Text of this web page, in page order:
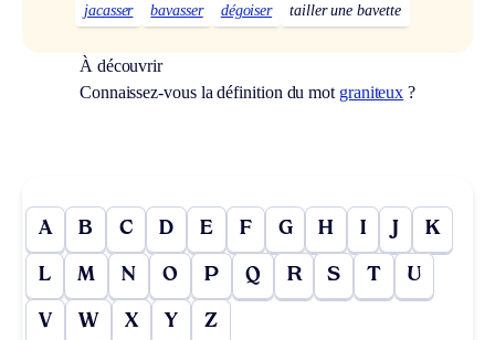
jacasser bavasser dégoiser tailler une bavette
À découvrir
Connaissez-vous la définition du mot graniteux ?
A B C D E F G H I J K
L M N O P Q R S T U
V W X Y Z